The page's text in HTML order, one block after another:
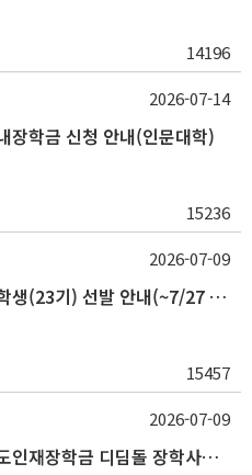
14196
장학금 신청 안내(인문대학)
15236
2026-07-14
2026-2학기 순득장학재단 장학생(23기) 선발 안내(~7/27 10:00)
15457
2026-07-09
세종연구원 2026년도 세종이도인재장학금 디딤돌 장학사업 학자금대출 관련분야(원금상환, 이자지원) 신청 사업 안내
2026-07-09